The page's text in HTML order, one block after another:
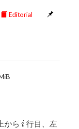
Editorial
からi
i 行目、左